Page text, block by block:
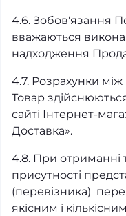
4.6. Зобов'язання
вважаються
надходження
4.7. Розрахунки
Товар
сайті Інтернет-
Доставка».
4.8. При отриманні
присутності
(перевізника)
якісним і